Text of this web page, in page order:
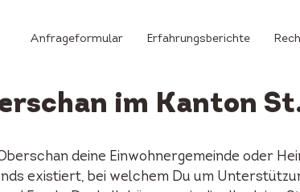
Anfrageformular Erfahrungsberichte
im Kanton
deine Einwohnergemeinde oder
existiert, bei welchem Du um